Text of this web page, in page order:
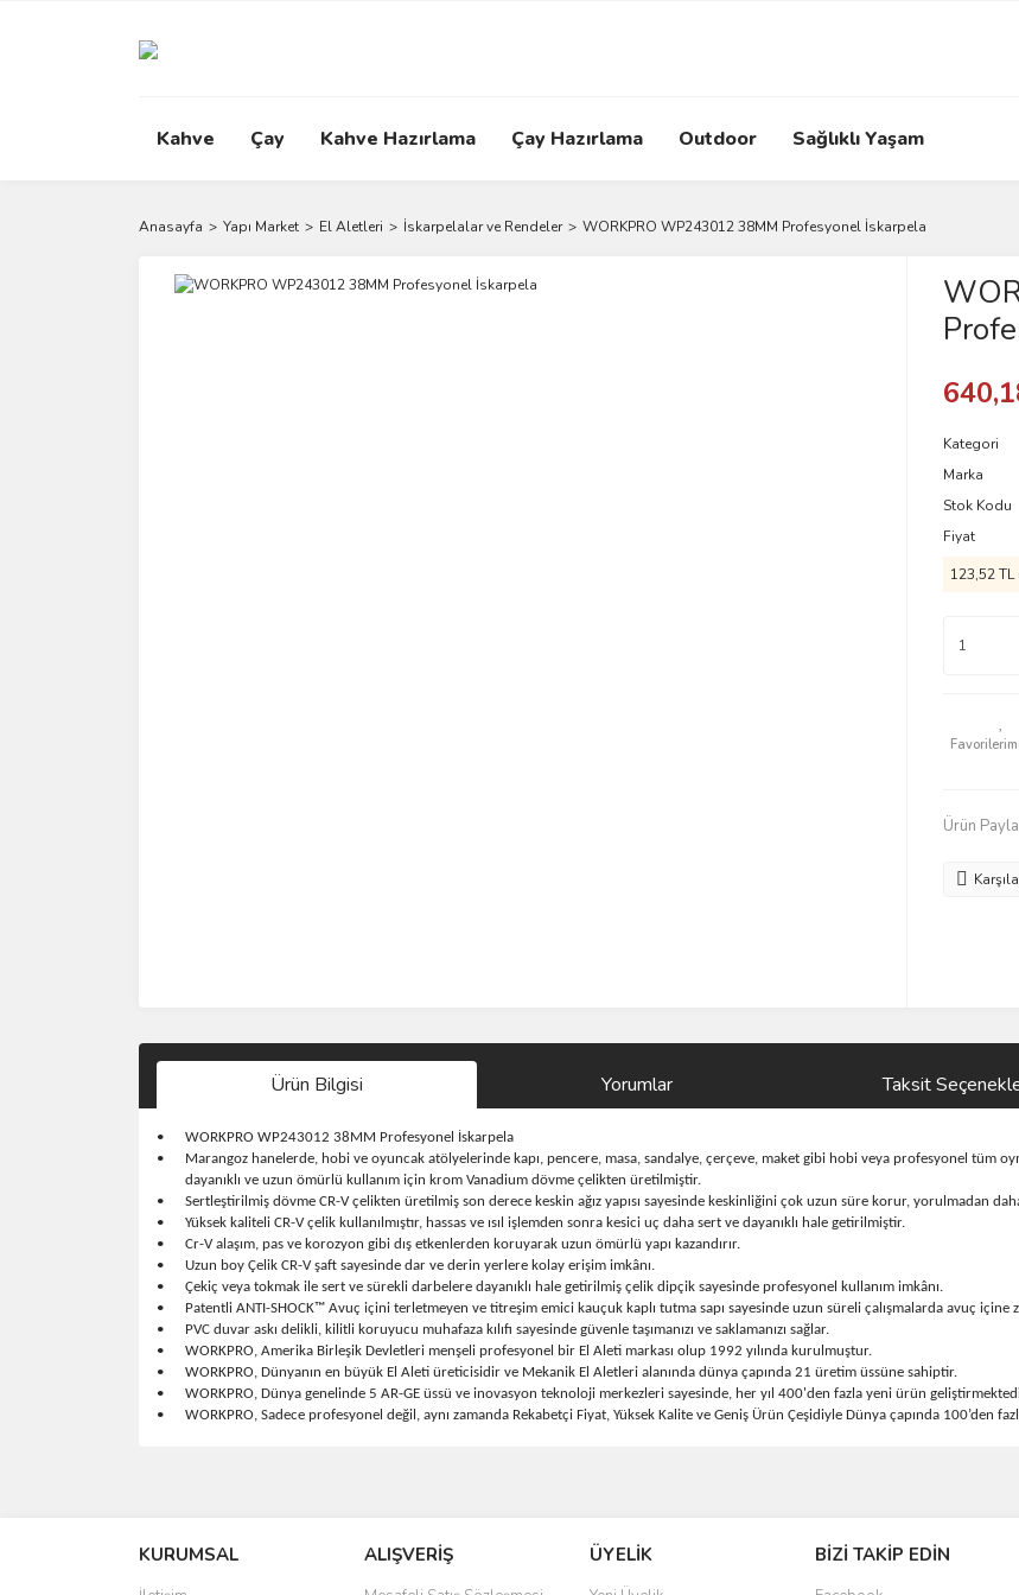
Kahve Çay Kahve Hazırlama Çay Hazırlama Outdoor Sağlıklı Yaşam
Anasayfa Yapı Market El Aletleri İskarpelalar ve Rendeler WORKPRO WP243012 38MM Profesyonel İskarpela
Kategori
Marka
Stok Kodu
Fiyat
123,52
Ürün
Ürün Bilgisi Yorumlar Taksit
•
WORKPRO WP243012 38MM Profesyonel İskarpela
•
Marangoz hanelerde, hobi ve oyuncak atölyelerinde kapı, pencere, masa, sandalye, çerçeve, maket gibi hobi veya profesyonel tüm
dayanıklı ve uzun ömürlü kullanım için krom Vanadium dövme çelikten üretilmiştir.
•
Sertleştirilmiş dövme CR-V çelikten üretilmiş son derece keskin ağız yapısı sayesinde keskinliğini çok uzun süre korur, yorulmadan daha
•
Yüksek kaliteli CR-V çelik kullanılmıştır, hassas ve ısıl işlemden sonra kesici uç daha sert ve dayanıklı hale getirilmiştir.
•
Cr-V alaşım, pas ve korozyon gibi dış etkenlerden koruyarak uzun ömürlü yapı kazandırır.
•
Uzun boy Çelik CR-V şaft sayesinde dar ve derin yerlere kolay erişim imkânı.
•
Çekiç veya tokmak ile sert ve sürekli darbelere dayanıklı hale getirilmiş çelik dipçik sayesinde profesyonel kullanım imkânı.
•
Patentli ANTI-SHOCK™ Avuç içini terletmeyen ve titreşim emici kauçuk kaplı tutma sapı sayesinde uzun süreli çalışmalarda avuç içine
•
PVC duvar askı delikli, kilitli koruyucu muhafaza kılıfı sayesinde güvenle taşımanızı ve saklamanızı sağlar.
•
WORKPRO, Amerika Birleşik Devletleri menşeli profesyonel bir El Aleti markası olup 1992 yılında kurulmuştur.
•
WORKPRO, Dünyanın en büyük El Aleti üreticisidir ve Mekanik El Aletleri alanında dünya çapında 21 üretim üssüne sahiptir.
•
WORKPRO, Dünya genelinde 5 AR-GE üssü ve inovasyon teknoloji merkezleri sayesinde, her yıl 400'den fazla yeni ürün
•
WORKPRO, Sadece profesyonel değil, aynı zamanda Rekabetçi Fiyat, Yüksek Kalite ve Geniş Ürün Çeşidiyle Dünya çapında 100’den
Ürün resmi kalitesiz, bozuk veya görüntülenemiyor.
Ürün açıklamasında eksik bilgiler bulunuyor.
KURUMSAL ALIŞVERİŞ ÜYELİK BİZİ TAKİP EDİN